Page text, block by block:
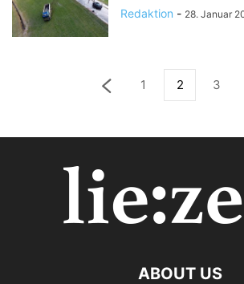
Redaktion - 28. Januar
1 2 3
ABOUT US